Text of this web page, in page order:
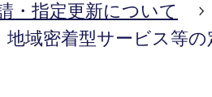
・指定更新について
地域密着型サービス等